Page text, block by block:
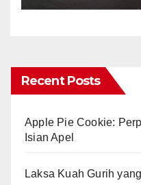
Recent Posts
Apple Pie Cookie:
Isian Apel
Laksa Kuah Gurih